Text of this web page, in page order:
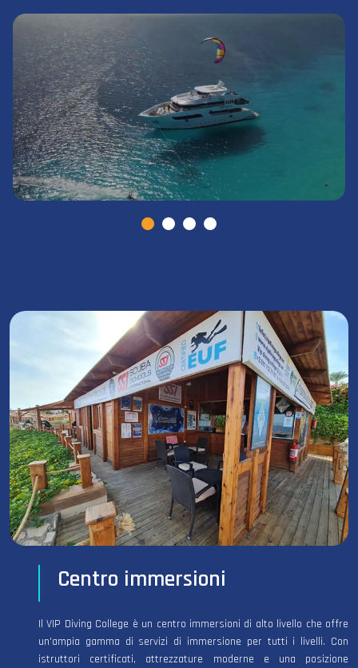
Centro immersioni
Il VIP Diving College è un centro immersioni di alto livello che offre
un'ampia gamma di servizi di immersione per tutti i livelli. Con
istruttori certificati, attrezzature moderne e una posizione